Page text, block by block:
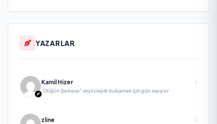
YAZARLAR
Kamil Hizer
“Düğün Şarkıcısı” seyircisiyle buluşmak için gün sayıyor
zline